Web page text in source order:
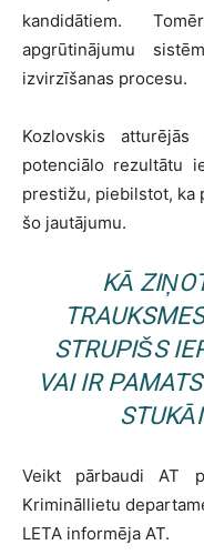
kandidātiem.
apgrūtinājumu
izvirzīšanas procesu.
Kozlovskis
potenciālo rezultātu
prestižu, piebilstot, ka
šo jautājumu.
KĀ
STRUPIŠS
VAI IR
Veikt pārbaudi AT
Krimināllietu
LETA informēja AT.